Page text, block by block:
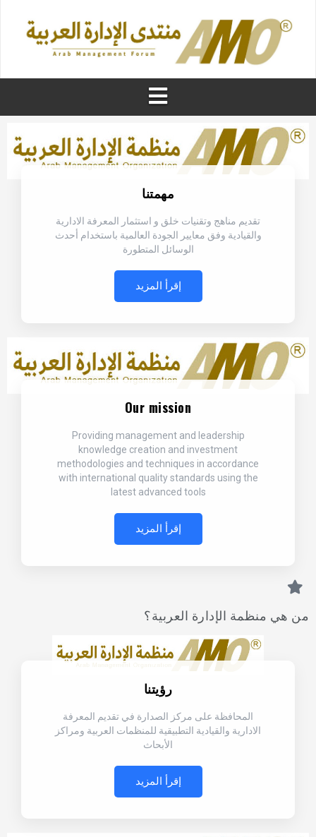
مهمتنا
تقديم مناهج وتقنيات خلق و استثمار المعرفة الادارية
والقيادية وفق معايير الجودة العالمية باستخدام أحدث
الوسائل المتطورة
إقرأ المزيد
Our mission
Providing management and leadership
knowledge creation and investment
methodologies and techniques in accordance
with international quality standards using the
latest advanced tools
إقرأ المزيد
من هي منظمة الإدارة العربية؟
رؤيتنا
المحافظة على مركز الصدارة في تقديم المعرفة
الادارية والقيادية التطبيقية للمنظمات العربية ومراكز
الأبحاث
إقرأ المزيد